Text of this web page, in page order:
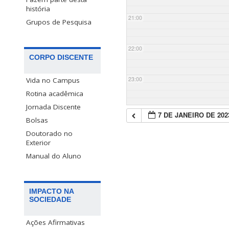
história
Grupos de Pesquisa
CORPO DISCENTE
Vida no Campus
Rotina acadêmica
Jornada Discente
Bolsas
Doutorado no
Exterior
Manual do Aluno
IMPACTO NA
SOCIEDADE
Ações Afirmativas
21:00
22:00
23:00
7 DE JANEIRO DE